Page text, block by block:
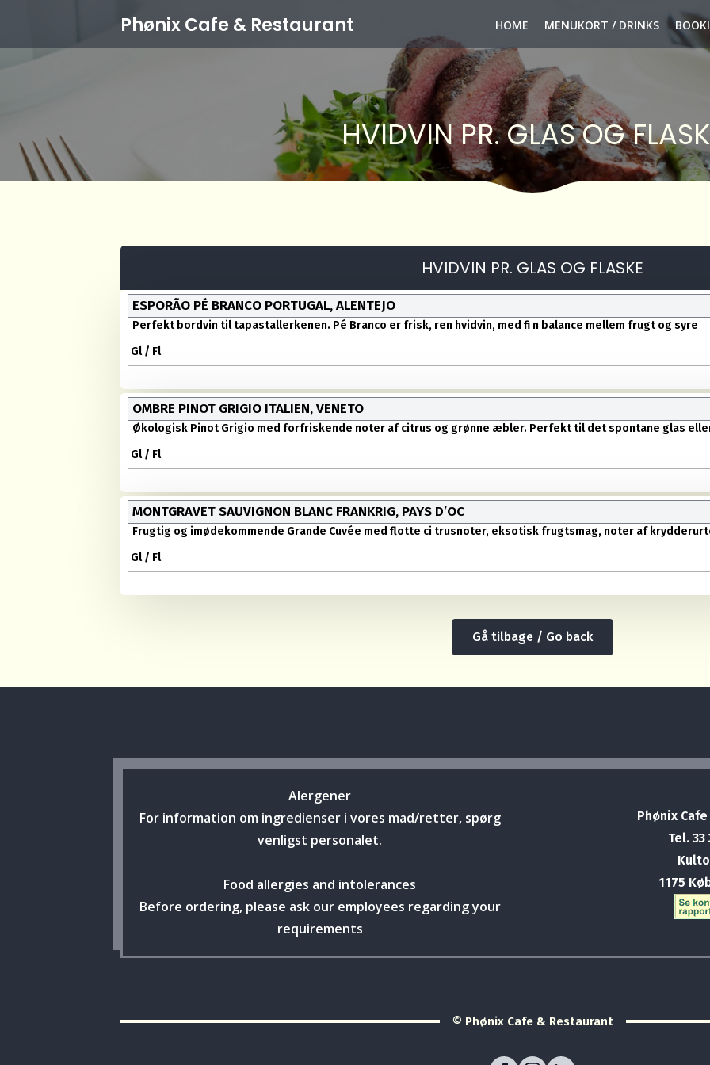
Phønix Cafe & Restaurant HOME MENUKORT / DRINKS
HVIDVIN PR. GLAS OG
HVIDVIN PR. GLAS OG FLASKE
ESPORÃO PÉ BRANCO PORTUGAL, ALENTEJO
Perfekt bordvin til tapastallerkenen. Pé Branco er frisk, ren hvidvin, med fi n balance mellem frugt og syre
Gl / Fl
OMBRE PINOT GRIGIO ITALIEN, VENETO
Økologisk Pinot Grigio med forfriskende noter af citrus og grønne æbler. Perfekt til det spontane glas
Gl / Fl
MONTGRAVET SAUVIGNON BLANC FRANKRIG, PAYS D’OC
Frugtig og imødekommende Grande Cuvée med flotte ci trusnoter, eksotisk frugtsmag, noter af
Gl / Fl
Gå tilbage / Go back
Alergener
For information om ingredienser i vores mad/retter, spørg
venligst personalet.
Food allergies and intolerances
Before ordering, please ask our employees regarding your
requirements
Phønix
Tel.
1175
© Phønix Cafe & Restaurant